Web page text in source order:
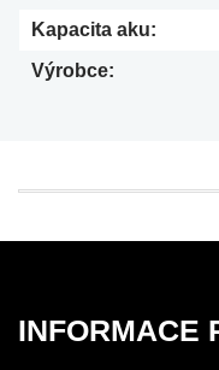
Kapacita aku:
Výrobce:
INFORMACE